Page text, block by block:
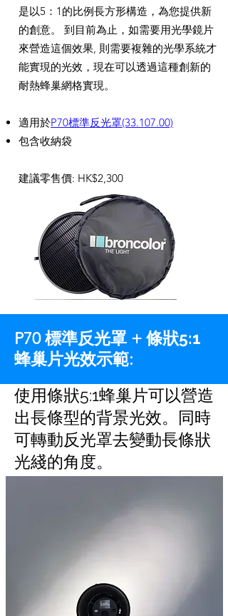
是以5：1的比例長方形構造，為您提供新
的創意。 到目前為止，如需要用光學鏡片
來營造這個效果, 則需要複雜的光學系統才
能實現的光效，現在可以透過這種創新的
耐熱蜂巢網格實現。
適用於P70標準反光罩(33.107.00)
包含收納袋
建議零售價: HK$2,300
P70 標準反光罩 + 條狀5:1
蜂巢片光效示範:
使用條狀5:1蜂巢片可以營造
出長條型的背景光效。同時
可轉動反光罩去變動長條狀
光綫的角度。